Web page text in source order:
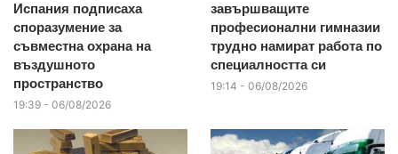
Испания подписаха
споразумение за
съвместна охрана на
въздушното
пространство
19:39 - 06/08/2026
завършващите
професионални гимназии
трудно намират работа по
специалността си
19:14 - 06/08/2026